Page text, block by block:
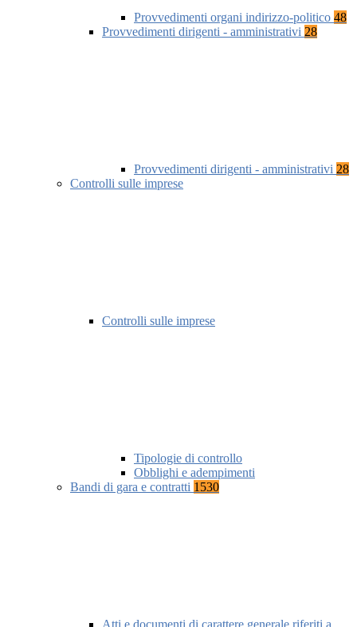
Provvedimenti organi indirizzo-politico 48
Provvedimenti dirigenti - amministrativi 28
Provvedimenti dirigenti - amministrativi 28
Controlli sulle imprese
Controlli sulle imprese
Tipologie di controllo
Obblighi e adempimenti
Bandi di gara e contratti 1530